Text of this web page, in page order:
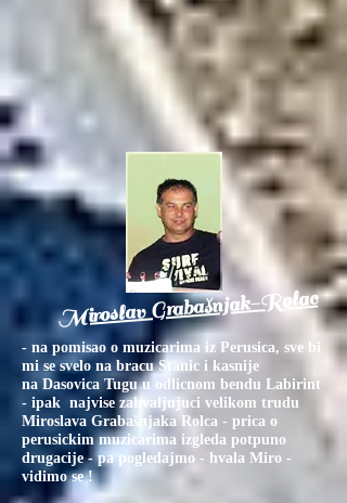
Miroslav Grabašnjak-Rolac
- na pomisao o muzicarima iz Perusica, sve bi
mi se svelo na bracu Stanic i kasnije
na Dasovica Tugu u odlicnom bendu Labirint
- ipak najvise zahvaljujuci velikom trudu
Miroslava Grabašnjaka Rolca - prica o
perusickim muzicarima izgleda potpuno
drugacije - pa pogledajmo - hvala Miro -
vidimo se !